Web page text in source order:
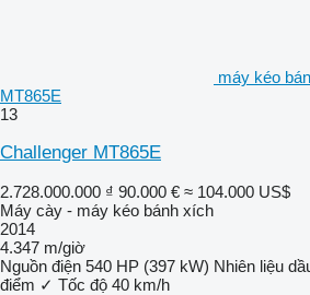
máy kéo
MT865E
13
Challenger MT865E
2.728.000.000 ₫ 90.000 € ≈ 104.000 US$
Máy cày - máy kéo bánh xích
2014
4.347 m/giờ
Nguồn điện 540 HP (397 kW) Nhiên liệu
điểm ✓ Tốc độ 40 km/h